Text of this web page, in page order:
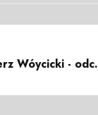
Wóycicki - odc.